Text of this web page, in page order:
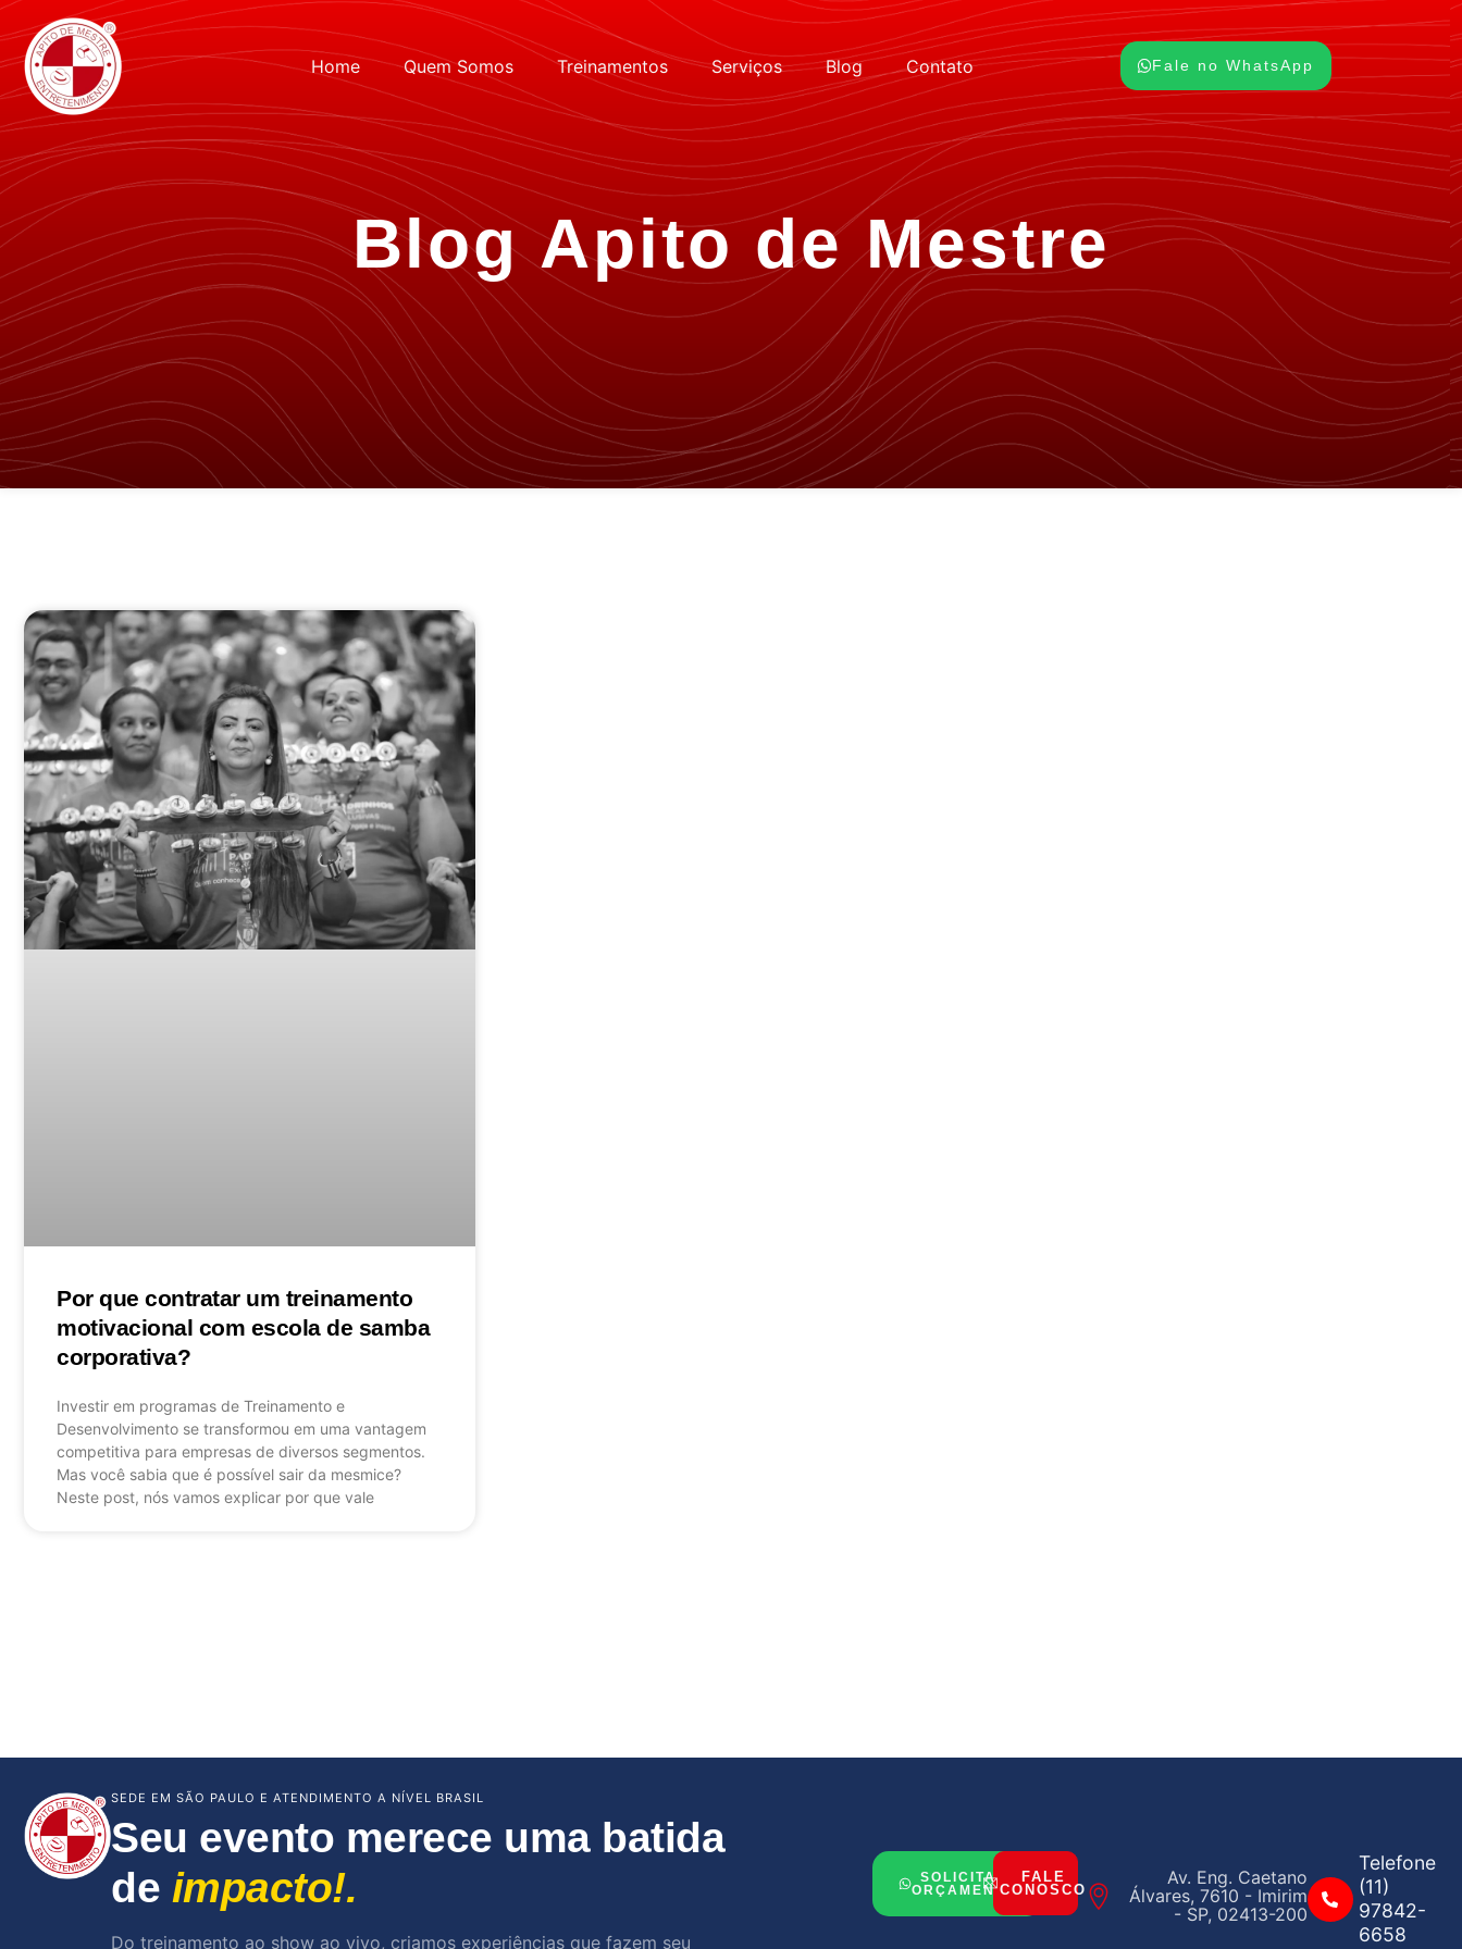
Home Quem Somos Treinamentos Serviços Blog Contato Fale no WhatsApp
Blog Apito de Mestre
Por que contratar um treinamento
motivacional com escola de samba
corporativa?
Investir em programas de Treinamento e
Desenvolvimento se transformou em uma vantagem
competitiva para empresas de diversos segmentos.
Mas você sabia que é possível sair da mesmice?
Neste post, nós vamos explicar por que vale
SEDE EM SÃO PAULO E ATENDIMENTO A NÍVEL BRASIL
Seu evento merece uma batida
de impacto!.
Do treinamento ao show ao vivo, criamos experiências que fazem seu
SOLICITAR
ORÇAMENTO
FALE
CONOSCO
Av. Eng. Caetano
Álvares, 7610 - Imirim
- SP, 02413-200
Telefone
(11)
97842-
6658